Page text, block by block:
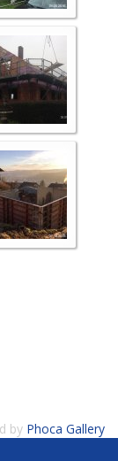
by Phoca Gallery